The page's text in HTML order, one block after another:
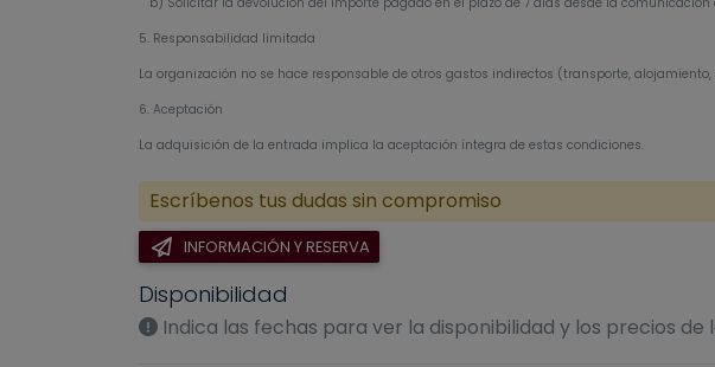
5. Responsabilidad limitada
La organización no se hace responsable de otros gastos indirectos (transporte,
6. Aceptación
La adquisición de la entrada implica la aceptación íntegra de estas condiciones.
Escríbenos tus dudas sin compromiso
INFORMACIÓN Y RESERVA
Disponibilidad
Indica las fechas para ver la disponibilidad y los precios de